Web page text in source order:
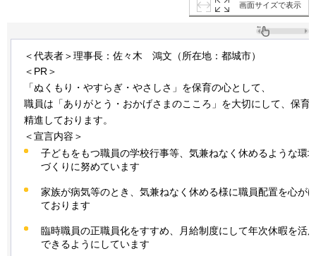
画面サイズで表示
＜代表者＞理事長：佐々木 鴻文 （所在地：都城市）
＜PR＞
「ぬくもり・やすらぎ・やさしさ」を保育の心として、
職員は「ありがとう・おかげさまのこころ」を大切にして、保育
精進しております。
＜宣言内容＞
子どもをもつ職員の学校行事等、気兼ねなく休めるような環
づくりに努めています
家族が病気等のとき、気兼ねなく休める様に職員配置を心が
ております
臨時職員の正職員化をすすめ、月給制度にして年次休暇を活
できるようにしています